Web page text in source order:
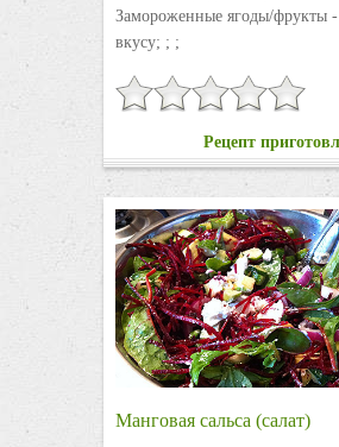
Замороженные ягоды/фрукты
вкусу; ; ;
Рецепт
Манговая сальса (салат)